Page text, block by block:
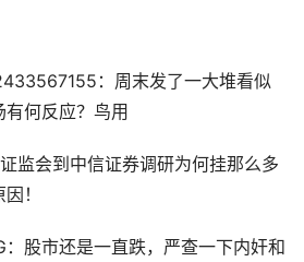
：周末发了一大堆看似
何反应？鸟用
监会到中信证券调研为何挂那么多
！
股市还是一直跌，严查一下内奸和